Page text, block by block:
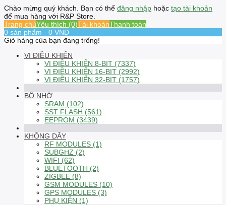
Chào mừng quý khách. Bạn có thể đăng nhập hoặc tạo tài khoản
để mua hàng với R&P Store.
Trang chủYêu thích (0)Tài khoảnThanh toán
0 sản phẩm - 0 VND
Giỏ hàng của bạn đang trống!
VI ĐIỀU KHIỂN
VI ĐIỀU KHIỂN 8-BIT (7337)
VI ĐIỀU KHIỂN 16-BIT (2992)
VI ĐIỀU KHIỂN 32-BIT (1757)
BỘ NHỚ
SRAM (102)
SST FLASH (561)
EEPROM (3439)
KHÔNG DÂY
RF MODULES (1)
SUBGHZ (2)
WIFI (62)
BLUETOOTH (2)
ZIGBEE (8)
GSM MODULES (10)
GPS MODULES (3)
PHỤ KIỆN (1)